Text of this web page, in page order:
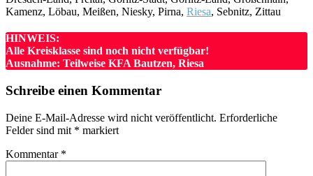
Kamenz, Löbau, Meißen, Niesky, Pirna, Riesa, Sebnitz, Zittau
HINWEIS:
Alle Kreisklasse sind noch nicht verfügbar!
Ausnahme: Teilweise KFA Bautzen, Riesa
Schreibe einen Kommentar
Deine E-Mail-Adresse wird nicht veröffentlicht. Erforderliche
Felder sind mit * markiert
Kommentar *